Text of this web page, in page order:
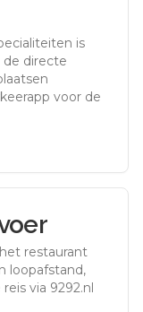
is
de directe
voor de
restaurant
loopafstand,
via 9292.nl